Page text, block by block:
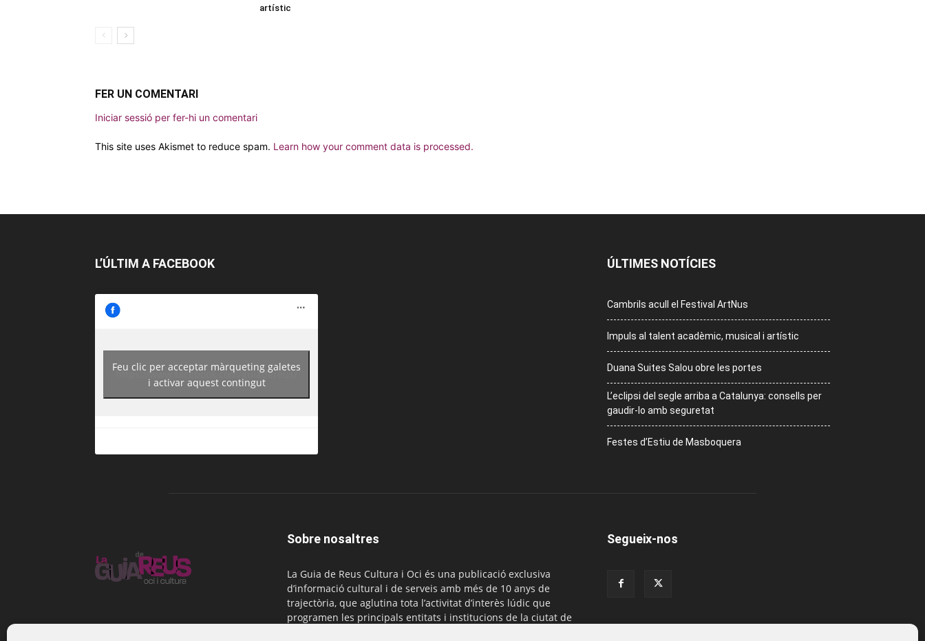
artístic
FER UN COMENTARI
Iniciar sessió per fer-hi un comentari
This site uses Akismet to reduce spam. Learn how your comment data is processed.
L’ÚLTIM A FACEBOOK
https://www.facebook.com/guiadereus/
Feu clic per acceptar màrqueting galetes
i activar aquest contingut
ÚLTIMES NOTÍCIES
Cambrils acull el Festival ArtNus
Impuls al talent acadèmic, musical i artístic
Duana Suites Salou obre les portes
L’eclipsi del segle arriba a Catalunya: consells per
gaudir-lo amb seguretat
Festes d’Estiu de Masboquera
Sobre nosaltres
La Guia de Reus Cultura i Oci és una publicació exclusiva
d’informació cultural i de serveis amb més de 10 anys de
trajectòria, que aglutina tota l’activitat d’interès lúdic que
programen les principals entitats i institucions de la ciutat de
Segueix-nos